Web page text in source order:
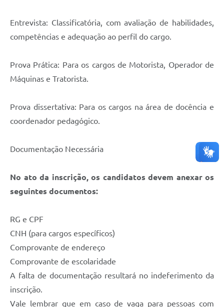
Entrevista: Classificatória, com avaliação de habilidades,
competências e adequação ao perfil do cargo.
Prova Prática: Para os cargos de Motorista, Operador de
Máquinas e Tratorista.
Prova dissertativa: Para os cargos na área de docência e
coordenador pedagógico.
Documentação Necessária
No ato da inscrição, os candidatos devem anexar os
seguintes documentos:
RG e CPF
CNH (para cargos específicos)
Comprovante de endereço
Comprovante de escolaridade
A falta de documentação resultará no indeferimento da
inscrição.
Vale lembrar que em caso de vaga para pessoas com